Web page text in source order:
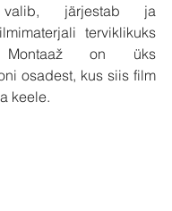
valib, järjestab ja
terviklikuks
Montaaž on üks
osadest, kus siis film
keele.